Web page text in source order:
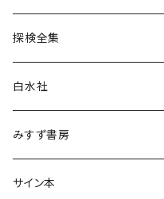
民族・風習
言語・ことば
探検全集
白水社
みすず書房
サイン本